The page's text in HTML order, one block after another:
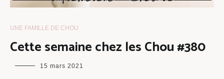
UNE FAMILLE DE CHOU
Cette semaine chez les Chou #380
maman
15 mars 2021